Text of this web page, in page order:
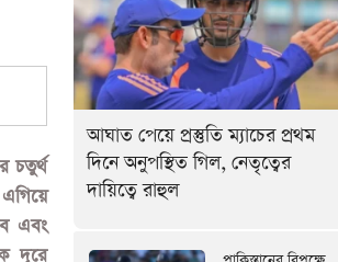
আঘাত পেয়ে প্রস্তুতি ম্যাচের প্রথম
দিনে অনুপস্থিত গিল, নেতৃত্বের
দায়িত্বে রাহুল